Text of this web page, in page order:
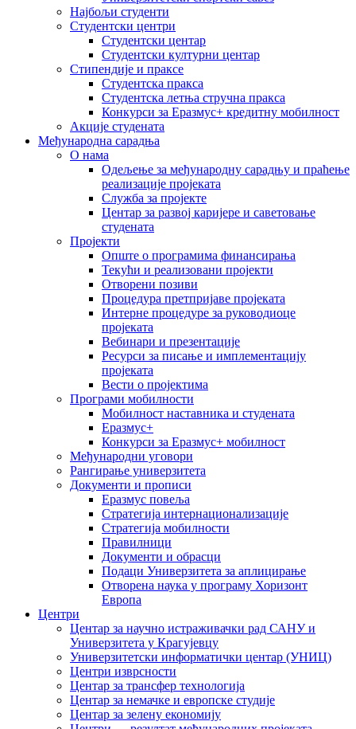
Најбољи студенти
Студентски центри
Студентски центар
Студентски културни центар
Стипендије и праксе
Студентска пракса
Студентска летња стручна пракса
Конкурси за Еразмус+ кредитну мобилност
Акције студената
Међународна сарадња
О нама
Одељење за међународну сарадњу и праћење
реализације пројеката
Служба за пројекте
Центар за развој каријере и саветовање
студената
Пројекти
Опште о програмима финансирања
Текући и реализовани пројекти
Отворени позиви
Процедура претпријаве пројеката
Интерне процедуре за руководиоце
пројеката
Вебинари и презентације
Ресурси за писање и имплементацију
пројеката
Вести о пројектима
Програми мобилности
Мобилност наставника и студената
Еразмус+
Конкурси за Еразмус+ мобилност
Међународни уговори
Рангирање универзитета
Документи и прописи
Еразмус повеља
Стратегија интернационализације
Стратегија мобилности
Правилници
Документи и обрасци
Подаци Универзитета за аплицирање
Отворена наука у програму Хоризонт
Европа
Центри
Центар за научно истраживачки рад САНУ и
Универзитета у Крагујевцу
Универзитетски информатички центар (УНИЦ)
Центри изврсности
Центар за трансфер технологија
Центар за немачке и европске студије
Центар за зелену економију